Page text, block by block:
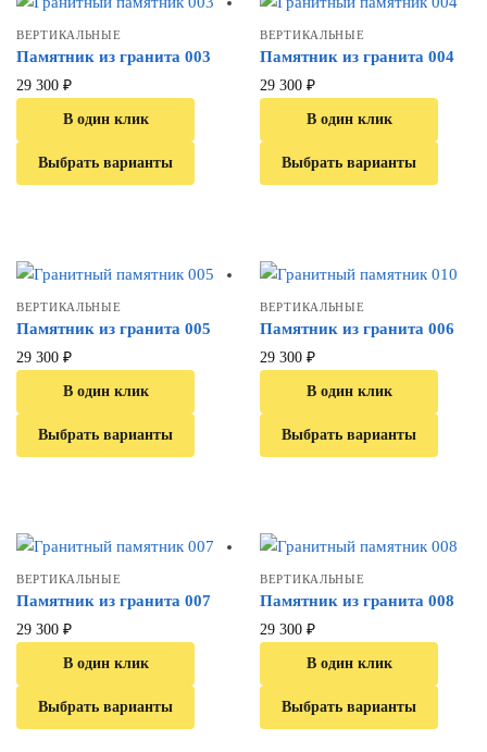
ВЕРТИКАЛЬНЫЕ
Памятник из гранита 003
29 300 ₽
В один клик
Выбрать варианты
ВЕРТИКАЛЬНЫЕ
Памятник из гранита 004
29 300 ₽
В один клик
Выбрать варианты
ВЕРТИКАЛЬНЫЕ
Памятник из гранита 005
29 300 ₽
В один клик
Выбрать варианты
ВЕРТИКАЛЬНЫЕ
Памятник из гранита 006
29 300 ₽
В один клик
Выбрать варианты
ВЕРТИКАЛЬНЫЕ
Памятник из гранита 007
29 300 ₽
В один клик
Выбрать варианты
ВЕРТИКАЛЬНЫЕ
Памятник из гранита 008
29 300 ₽
В один клик
Выбрать варианты